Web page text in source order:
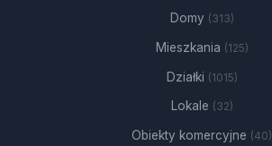
Domy (313)
Mieszkania (125)
Działki (1015)
Lokale (32)
Obiekty komercyjne (40)